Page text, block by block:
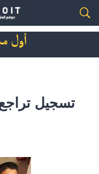
أول
تسجيل